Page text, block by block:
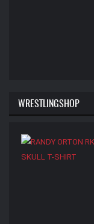
WRESTLINGSHOP